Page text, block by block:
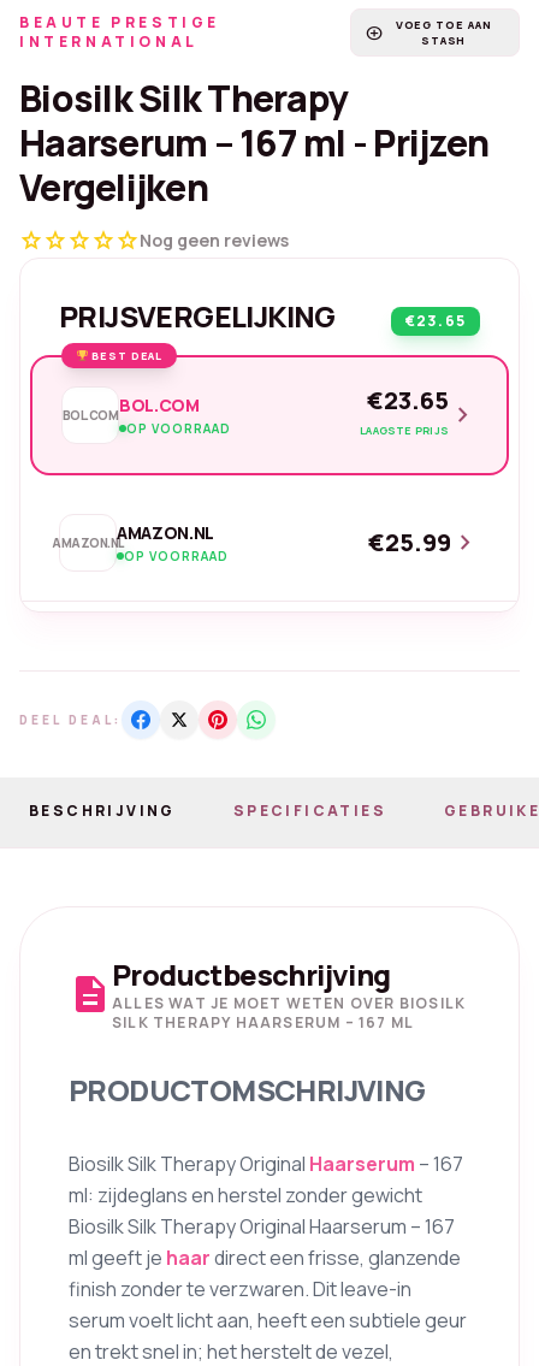
BEAUTE PRESTIGE
INTERNATIONAL
add_circle
VOEG TOE AAN
STASH
Biosilk Silk Therapy
Haarserum – 167 ml - Prijzen
Vergelijken
starstarstarstarstarNog geen reviews
PRIJSVERGELIJKING €23.65
BEST DEAL
BOL.COMBOL.COM
OP VOORRAAD
€23.65
LAAGSTE PRIJS chevron_right
AMAZON.NLAMAZON.NL
OP VOORRAAD €25.99 chevron_right
DEEL DEAL:
BESCHRIJVING SPECIFICATIES
description Productbeschrijving
ALLES WAT JE MOET WETEN OVER BIOSILK
SILK THERAPY HAARSERUM – 167 ML
PRODUCTOMSCHRIJVING
Biosilk Silk Therapy Original Haarserum – 167
ml: zijdeglans en herstel zonder gewicht
Biosilk Silk Therapy Original Haarserum – 167
ml geeft je haardirect een frisse, glanzende
finish zonder te verzwaren. Dit leave-in
serum voelt licht aan, heeft een subtiele geur
en trekt snel in; het herstelt de vezel,